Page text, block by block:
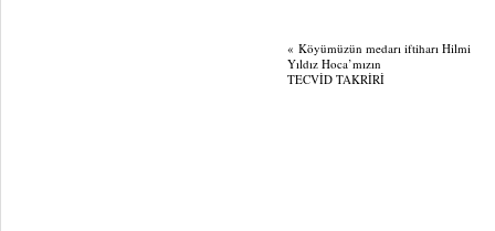
« Köyümüzün medarı iftiharı Hilmi
Yıldız Hoca’mızın
TECVİD TAKRİRİ